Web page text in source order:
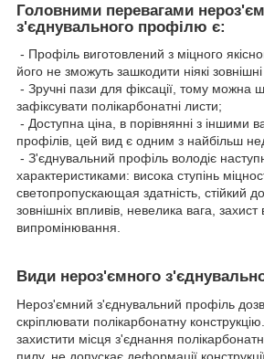
Головними перевагами
з'єднувального профілю є:
- Профіль виготовлений з міцного
його не зможуть зашкодити ніякі
- Зручні пази для фіксації, тому можна
зафіксувати полікарбонатні листи;
- Доступна ціна, в порівнянні з іншими
профілів, цей вид є одним з найбільш
- З'єднувальний профіль володіє
характеристиками: висока ступінь
светопропускающая здатність, стійкий
зовнішніх впливів, невелика вага, захист
випромінювання.
Види нероз'ємного
Нероз'ємний з'єднувальний профіль
скріплювати полікарбонатну
захистити місця з'єднання